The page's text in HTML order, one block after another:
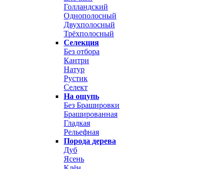
Голландский
Однополосный
Двухполосный
Трёхполосный
Селекция
Без отбора
Кантри
Натур
Рустик
Селект
На ощупь
Без Брашировки
Брашированная
Гладкая
Рельефная
Порода дерева
Дуб
Ясень